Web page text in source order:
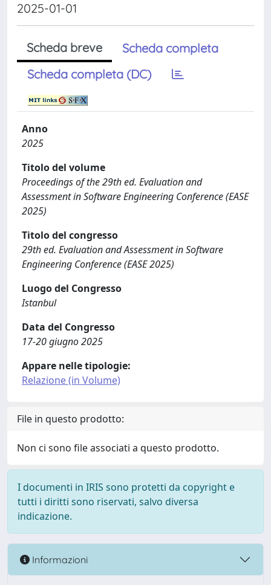
2025-01-01
Scheda breve
Scheda completa
Scheda completa (DC)
Anno
2025
Titolo del volume
Proceedings of the 29th ed. Evaluation and
Assessment in Software Engineering Conference (EASE
2025)
Titolo del congresso
29th ed. Evaluation and Assessment in Software
Engineering Conference (EASE 2025)
Luogo del Congresso
Istanbul
Data del Congresso
17-20 giugno 2025
Appare nelle tipologie:
Relazione (in Volume)
File in questo prodotto:
Non ci sono file associati a questo prodotto.
I documenti in IRIS sono protetti da copyright e
tutti i diritti sono riservati, salvo diversa
indicazione.
Informazioni